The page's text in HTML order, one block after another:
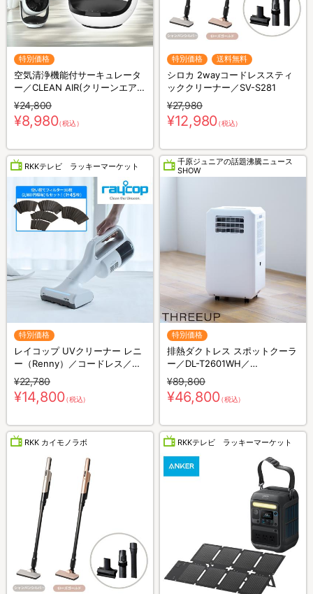
特別価格
空気清浄機能付サーキュレータ
ー／CLEAN AIR(クリーンエア
ー)／THREEUP(スリーアップ)
／軽量コンパクト／省エネ
¥24,800
¥8,980（税込）
特別価格 送料無料
シロカ 2wayコードレススティ
ッククリーナー／SV-S281
¥27,980
¥12,980（税込）
RKKテレビ ラッキーマーケット
特別価格
レイコップ UVクリーナー レニ
ー（Renny）／コードレス／軽
量／布団クリーナー
¥22,780
¥14,800（税込）
千原ジュニアの話題沸騰ニュース
SHOW
特別価格
排熱ダクトレス スポットクーラ
ー／DL-T2601WH／
THREEUP(スリーアップ)／取付
工事不要／除湿
¥89,800
¥46,800（税込）
RKK カイモノラボ RKKテレビ ラッキーマーケット